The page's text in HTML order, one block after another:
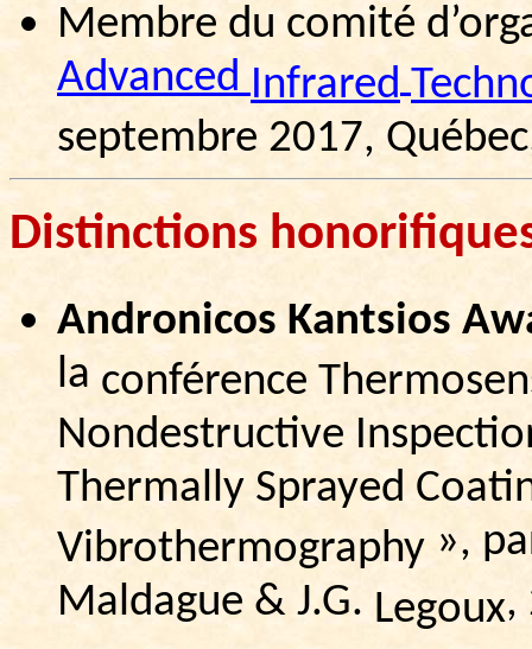
Membre du comité
AdvancedInfrared
septembre 2017,
Distinctions
Andronicos Kantsios
la conférence
Nondestructive
Thermally Sprayed
Vibrothermography »,
Maldague & J.G. Legoux,